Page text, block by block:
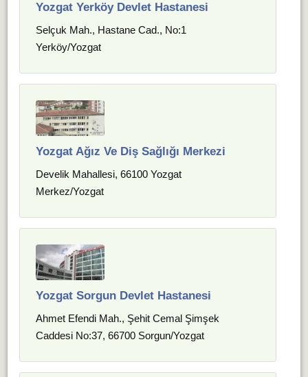
Yozgat Yerköy Devlet Hastanesi
Selçuk Mah., Hastane Cad., No:1
Yerköy/Yozgat
Yozgat Ağız Ve Diş Sağlığı Merkezi
Develik Mahallesi, 66100 Yozgat
Merkez/Yozgat
Yozgat Sorgun Devlet Hastanesi
Ahmet Efendi Mah., Şehit Cemal Şimşek
Caddesi No:37, 66700 Sorgun/Yozgat